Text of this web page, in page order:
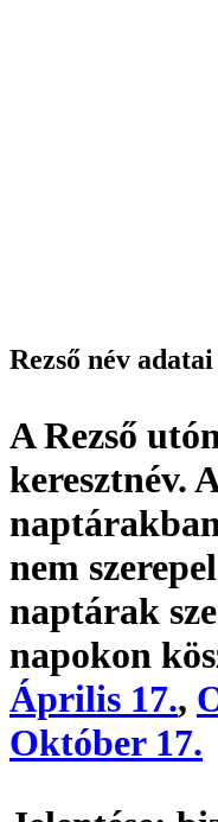
Rezső név adatai
A Rezső
keresztnév.
nem
naptárak
napokon
Április 17.,
Október 17.